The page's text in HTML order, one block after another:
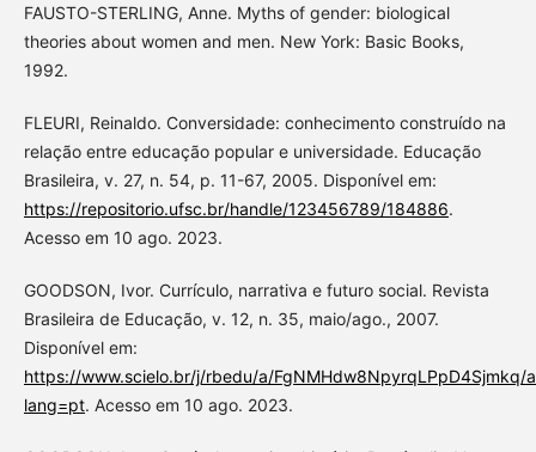
FAUSTO-STERLING, Anne. Myths of gender: biological
theories about women and men. New York: Basic Books,
1992.
FLEURI, Reinaldo. Conversidade: conhecimento construído na
relação entre educação popular e universidade. Educação
Brasileira, v. 27, n. 54, p. 11-67, 2005. Disponível em:
https://repositorio.ufsc.br/handle/123456789/184886.
Acesso em 10 ago. 2023.
GOODSON, Ivor. Currículo, narrativa e futuro social. Revista
Brasileira de Educação, v. 12, n. 35, maio/ago., 2007.
Disponível em:
https://www.scielo.br/j/rbedu/a/FgNMHdw8NpyrqLPpD4Sjmkq/
lang=pt. Acesso em 10 ago. 2023.